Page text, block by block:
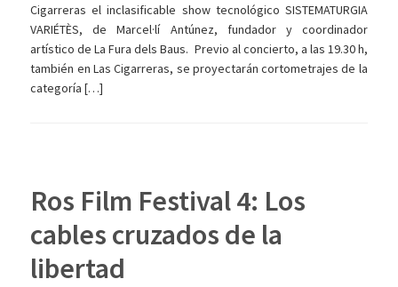
Cigarreras el inclasificable show tecnológico SISTEMATURGIA
VARIÉTÈS, de Marcel·lí Antúnez, fundador y coordinador
artístico de La Fura dels Baus. Previo al concierto, a las 19.30 h,
también en Las Cigarreras, se proyectarán cortometrajes de la
categoría […]
Ros Film Festival 4: Los
cables cruzados de la
libertad